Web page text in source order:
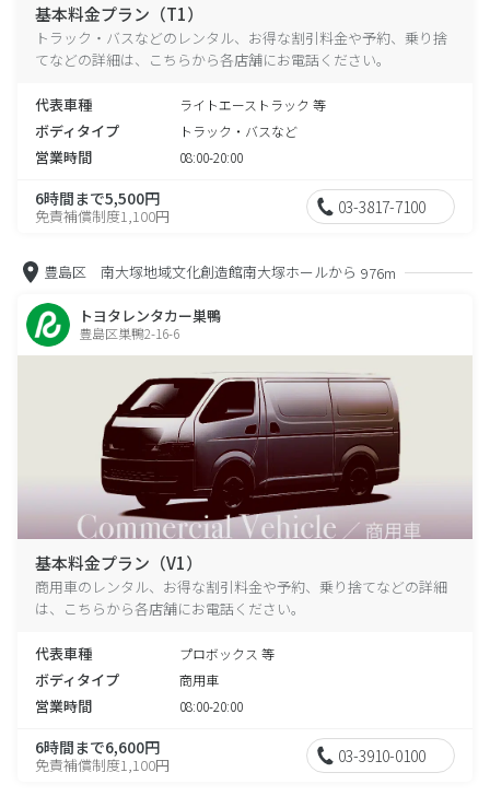
基本料金プラン（T1）
トラック・バスなどのレンタル、お得な割引料金や予約、乗り捨
てなどの詳細は、こちらから各店舗にお電話ください。
代表車種 ライトエーストラック 等
ボディタイプ トラック・バスなど
営業時間 08:00-20:00
6時間まで5,500円
免責補償制度1,100円 03-3817-7100
豊島区 南大塚地域文化創造館南大塚ホールから 976m
トヨタレンタカー巣鴨
豊島区巣鴨2-16-6
基本料金プラン（V1）
商用車のレンタル、お得な割引料金や予約、乗り捨てなどの詳細
は、こちらから各店舗にお電話ください。
代表車種 プロボックス 等
ボディタイプ 商用車
営業時間 08:00-20:00
6時間まで6,600円
免責補償制度1,100円 03-3910-0100